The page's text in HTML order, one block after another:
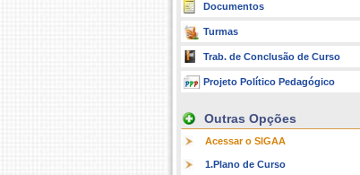
Documentos
Turmas
Trab. de Conclusão de Curso
Projeto Político Pedagógico
Outras Opções
Acessar o SIGAA
1.Plano de Curso